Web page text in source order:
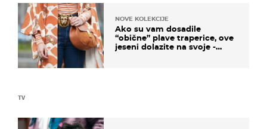
TV
NOVE KOLEKCIJE
Ako su vam dosadile
“obične” plave traperice, ove
jeseni dolazite na svoje -